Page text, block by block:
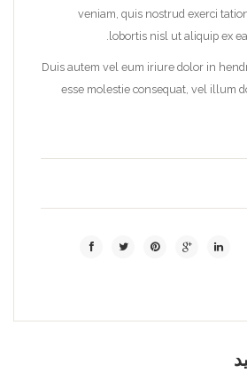
veniam, quis nostrud exerci
lobortis nisl ut aliquip ex
Duis autem vel eum iriure dolor in
esse molestie consequat, vel illum